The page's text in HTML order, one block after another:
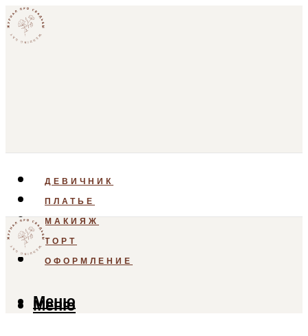
ДЕВИЧНИК
ПЛАТЬЕ
МАКИЯЖ
ТОРТ
ОФОРМЛЕНИЕ
Меню
Меню